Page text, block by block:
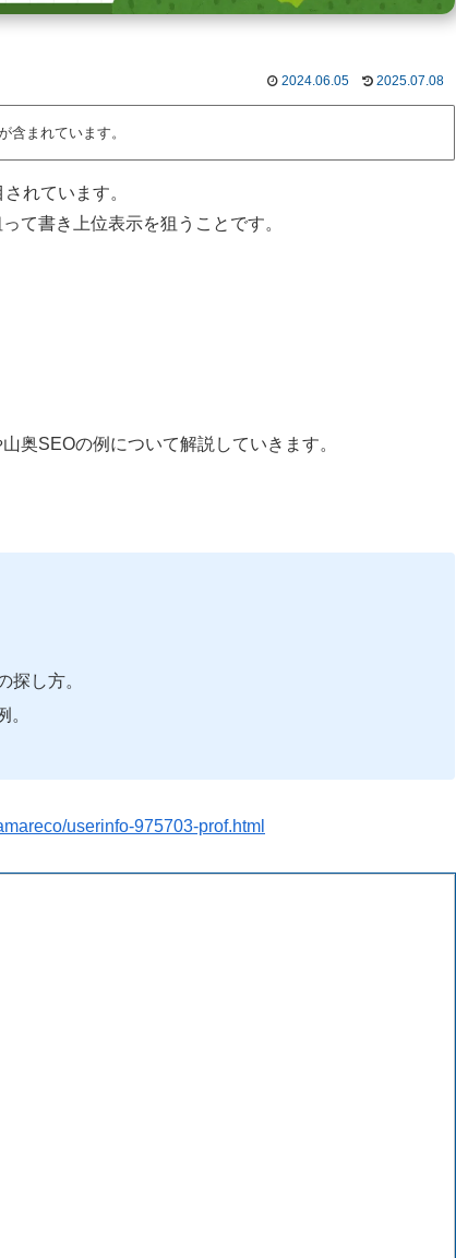
2024.06.05 2025.07.08
含まれています。
れています。
て書き上位表示を狙うことです。
奥SEOの例について解説していきます。
探し方。
。
userinfo-975703-prof.html